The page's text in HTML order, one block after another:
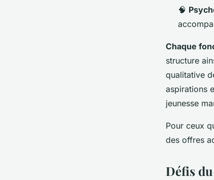
🧠
Chaque
structure
qualitative
aspirations
jeunesse
Pour ceux
des offres
Défis